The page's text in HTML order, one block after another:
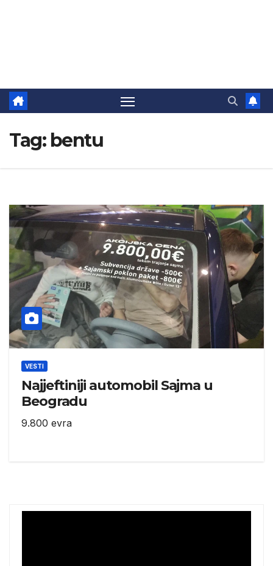
Tag: bentu
VESTI
Najjeftiniji automobil Sajma u
Beogradu
9.800 evra